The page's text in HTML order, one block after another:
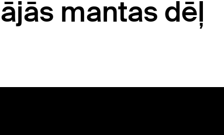
mantas dēļ